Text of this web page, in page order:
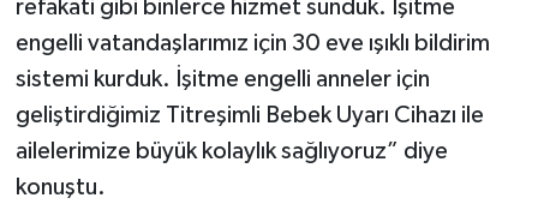
refakati gibi binlerce hizmet sunduk. İşitme
engelli vatandaşlarımız için 30 eve ışıklı bildirim
sistemi kurduk. İşitme engelli anneler için
geliştirdiğimiz Titreşimli Bebek Uyarı Cihazı ile
ailelerimize büyük kolaylık sağlıyoruz” diye
konuştu.